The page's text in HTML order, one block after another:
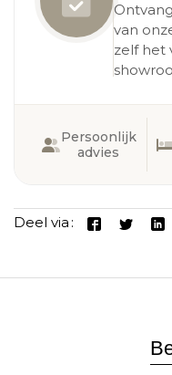
van
zelf het
Persoonlijk
advies
Deel via